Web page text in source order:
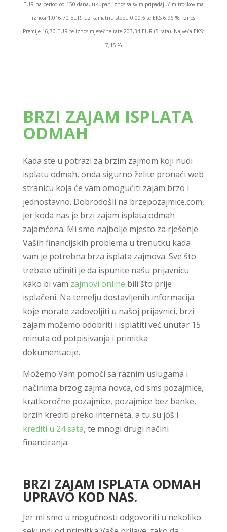
EUR na period od 150 dana, ukupan iznos sa svim pripadajućim troškovima
iznosi 1.016,70 EUR, uz kamatnu stopu 0,00% te EKS 6,96 %, iznos
Premije 16,70 EUR te iznos mjesečne rate 203,34 EUR (5 rata). Najveća EKS:
7,15 %
BRZI ZAJAM ISPLATA
ODMAH
Kada ste u potrazi za brzim zajmom koji nudi
isplatu odmah, onda sigurno želite pronaći web
stranicu koja će vam omogućiti zajam brzo i
jednostavno. Dobrodošli na brzepozajmice.com,
jer koda nas je brzi zajam isplata odmah
zajamčena. Mi smo najbolje mjesto za rješenje
Vaših financijskih problema u trenutku kada
vam je potrebna brza isplata zajmova. Sve što
trebate učiniti je da ispunite našu prijavnicu
kako bi vam zajmovi online bili što prije
isplačeni. Na temelju dostavljenih informacija
koje morate zadovoljiti u našoj prijavnici, brzi
zajam možemo odobriti i isplatiti već unutar 15
minuta od potpisivanja i primitka
dokumentacije.
Možemo Vam pomoći sa raznim uslugama i
načinima brzog zajma novca, od sms pozajmice,
kratkoročne pozajmice, pozajmice bez banke,
brzih krediti preko interneta, a tu su još i
krediti u 24 sata, te mnogi drugi načini
financiranja.
BRZI ZAJAM ISPLATA ODMAH
UPRAVO KOD NAS.
Jer mi smo u mogućnosti odgovoriti u nekoliko